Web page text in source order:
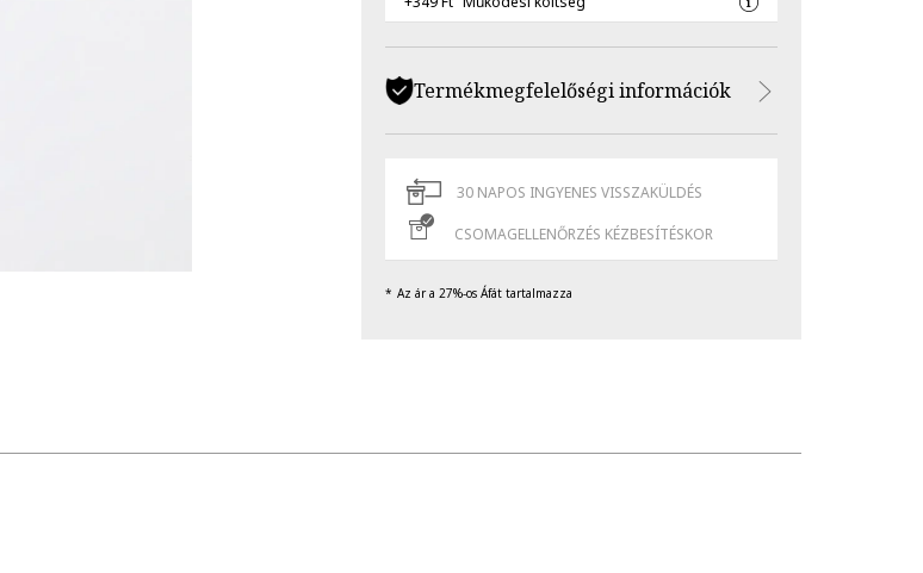
Termékmegfelelőségi információk
30 NAPOS INGYENES VISSZAKÜLDÉS
CSOMAGELLENŐRZÉS KÉZBESÍTÉSKOR
Az ár a 27%-os Áfát tartalmazza